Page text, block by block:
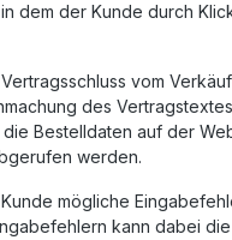
dem der Kunde durch
vom
des
Bestelldaten auf der
werden.
mögliche
kann dabei